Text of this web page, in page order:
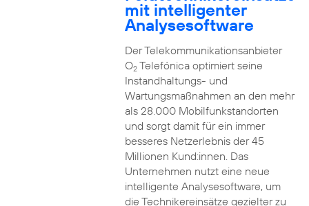
mit intelligenter
Analysesoftware
Der Telekommunikationsanbieter
O2Telefónica optimiert seine
Instandhaltungs- und
Wartungsmaßnahmen an den mehr
als 28.000 Mobilfunkstandorten
und sorgt damit für ein immer
besseres Netzerlebnis der 45
Millionen Kund:innen. Das
Unternehmen nutzt eine neue
intelligente Analysesoftware, um
die Technikereinsätze gezielter zu